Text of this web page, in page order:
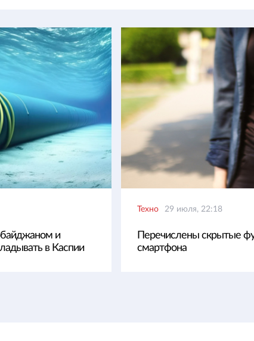
и
в Каспии
Техно 29 июля, 22:18
Перечислены скрытые
смартфона